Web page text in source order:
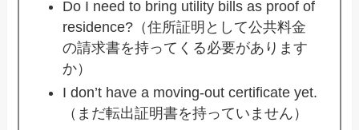
Do I need to bring utility bills as proof of
residence?（住所証明として公共料金
の請求書を持ってくる必要があります
か）
I don’t have a moving-out certificate yet.
（まだ転出証明書を持っていません）